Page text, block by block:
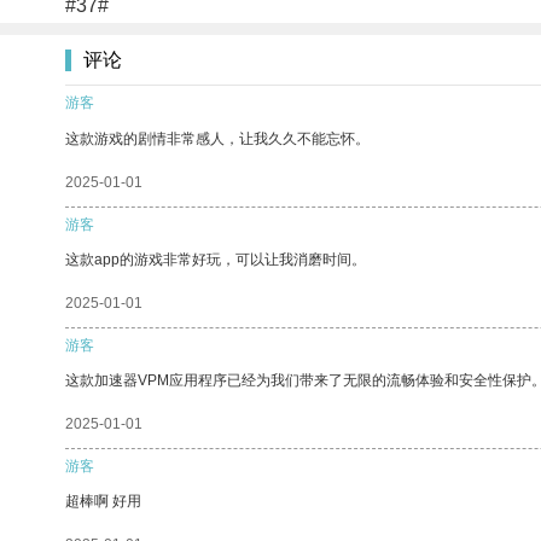
#37#
评论
游客
这款游戏的剧情非常感人，让我久久不能忘怀。
2025-01-01
游客
这款app的游戏非常好玩，可以让我消磨时间。
2025-01-01
游客
这款加速器VPM应用程序已经为我们带来了无限的流畅体验和安全性保护
2025-01-01
游客
超棒啊 好用